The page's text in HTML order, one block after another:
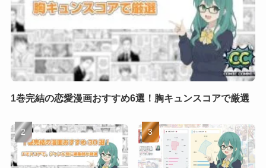
1巻完結の恋愛漫画おすすめ6選！胸キュンスコアで厳選